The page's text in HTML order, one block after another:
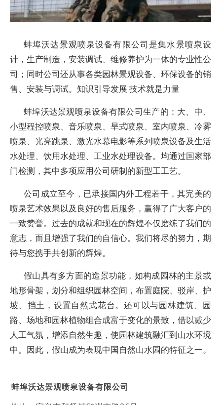
蚌埠沃达景观喷泉设备有限公司是集水景喷泉设
计，生产制造，安装调试、维修养护为一体的专业性公
司；同时公司还从事各类园林景观设备、环保设备的销
售、安装与调试。知识引导发展 技术就是力量
蚌埠沃达景观喷泉设备有限公司生产的：大、中、
小型程控喷泉、音乐喷泉、旱式喷泉、室内喷泉、冷雾
喷泉、光亮跳泉、激光水幕电影等系列喷泉设备及生活
水处理、饮用水处理、工业水处理设备。均通过国家部
门检测，其中多项应用公司研制的新型工工艺。
公司成立至今，已承接国内外工程若干，其完美的
喷泉艺术效果以及良好的售后服务，赢得了广大客户的
一致赞誉。过去的成就和现在的辉煌不仅磨练了我们的
意志，而且增强了我们的自信心。我们将尽的努力，期
待与您携手共创新的辉煌。
假山具有多方面的造景功能，如构成园林的主景或
地形骨架，划分和组织园林空间，布置庭院、驳岸、护
坡、挡土，设置自然式花台。还可以与园林建筑、园
路、场地和园林植物组合成富于变化的景致，借以减少
人工气氛，增添自然生趣，使园林建筑融汇到山水环境
中。因此，假山成为表现中国自然山水园的特征之一。
蚌埠沃达景观喷泉设备有限公司